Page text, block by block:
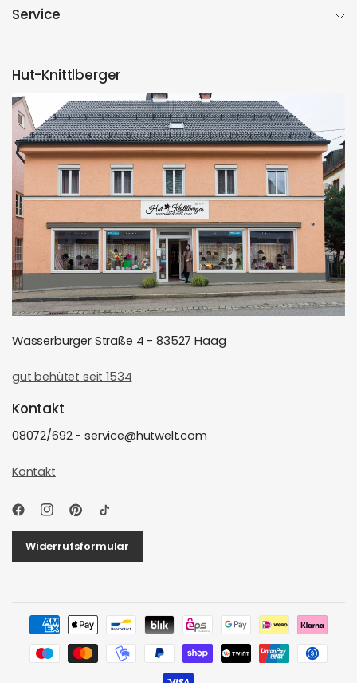
Service
Hut-Knittlberger
Wasserburger Straße 4 - 83527 Haag
gut behütet seit 1534
Kontakt
08072/692 - service@hutwelt.com
Kontakt
Widerrufsformular